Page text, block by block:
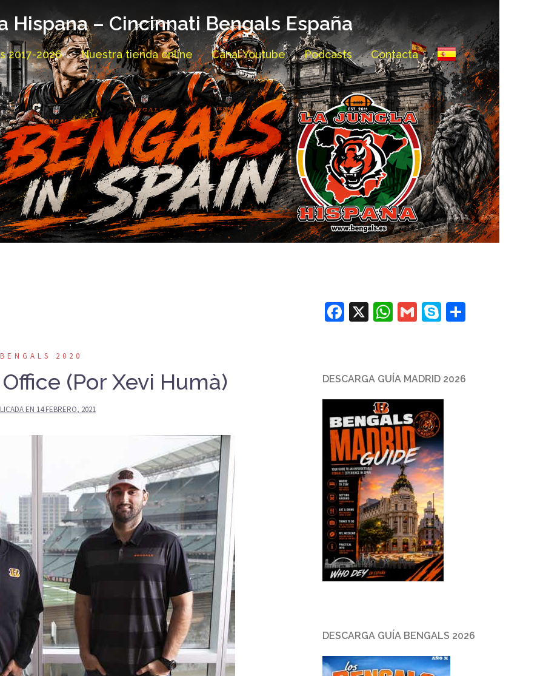
Hispana – Cincinnati Bengals España
2017-2026 Nuestra tienda online Canal Youtube Podcasts Contacta
BENGALS 2020
(Por Xevi Humà)
EN 14 FEBRERO, 2021
Facebook
X WhatsApp
Gmail
Skype
DESCARGA GUÍA MADRID 2026
DESCARGA GUÍA BENGALS 2026